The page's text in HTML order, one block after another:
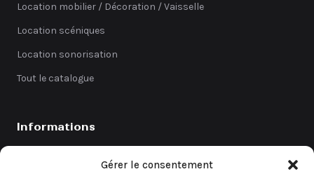
Gérer le consentement
Location mobilier / Décoration / Vaisselle
Location scéniques
Location sonorisation
Tout le catalogue
Informations